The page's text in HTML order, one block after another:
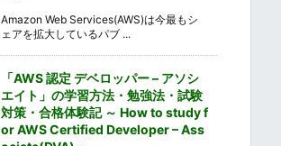
Amazon Web Services(AWS)は今最もシ
ェアを拡大しているパブ ...
「AWS 認定 デベロッパー – アソシ
エイト」の学習方法・勉強法・試験
対策・合格体験記 ～ How to study f
or AWS Certified Developer – Ass